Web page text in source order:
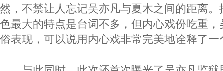
然，不禁让人忘记吴亦凡与夏木之间的距离
色最大的特点是台词不多，但内心戏份吃重
俗表现，可以说用内心戏非常完美地诠释了一